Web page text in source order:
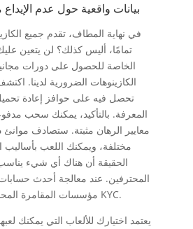
بيانات واقعية حول عدم الإيداع
تمامًا، أليس كذلك؟ لن يتعين
الخاصة للحصول على دورات
الكازينوهات الضرورية لدينا.
تحصل فيه على حوافز إعادة
المعرفة. بالتأكيد، يمكنك سحب
معايير الرهان مثبتة. ستصادف
مختلفة، ويمكنك اللعب
الحقيقة أن هناك أي شيء
المحترفين. عند معالجة أحدث
مؤسسات المقامرة المحددة إنشاء عرض جيد لـ KYC.
يعتمد اختيارك للألعاب التي يمكنك